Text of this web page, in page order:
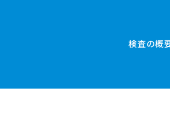
ださ
検査の概